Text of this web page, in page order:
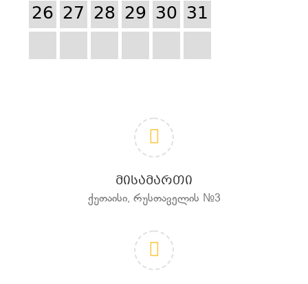
26 27 28 29 30 31
ᲛᲘᲡᲐᲛᲐᲠᲗᲘ
ქუთაისი, რუსთაველის №3